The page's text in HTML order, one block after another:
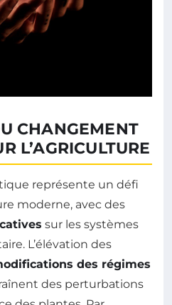
CHANGEMENT
L’AGRICULTURE
représente un défi
moderne, avec des
sur les systèmes
L’élévation des
des régimes
des perturbations